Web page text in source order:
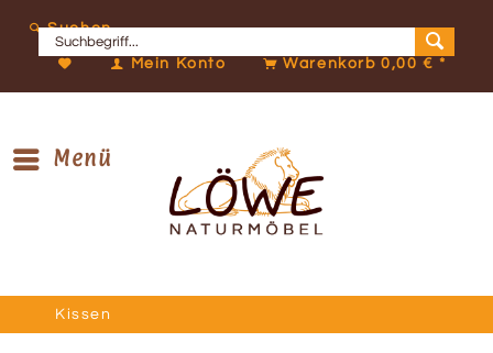
Suchen
Mein Konto Warenkorb0,00 € *
Menü
Kissen